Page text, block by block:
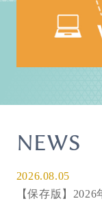
NEWS
2026.08.05
【保存版】